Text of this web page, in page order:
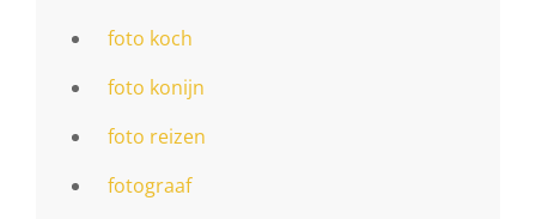
foto koch
foto konijn
foto reizen
fotograaf